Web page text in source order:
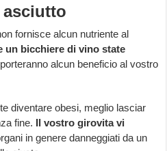
fornisce alcun nutriente al
un bicchiere di vino state
alcun beneficio al vostro
diventare obesi, meglio lasciar
fine. Il vostro girovita vi
in genere danneggiati da un